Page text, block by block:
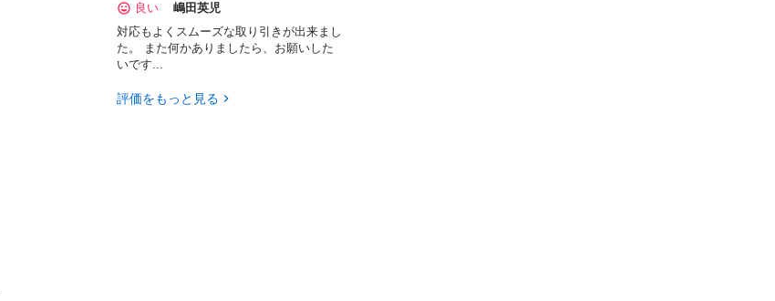
良い
嶋田英児
対応もよくスムーズな取り引きが出来まし
た。 また何かありましたら、お願いした
いです...
評価をもっと見る